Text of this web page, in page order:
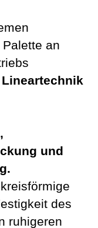
an
Lineartechnik
und
des
ruhigeren